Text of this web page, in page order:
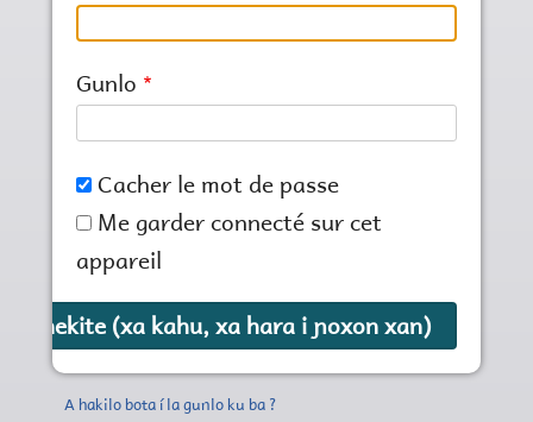
Gunlo
Cacher le mot de passe
Me garder connecté sur cet
appareil
A hakilo bota í la gunlo ku ba ?